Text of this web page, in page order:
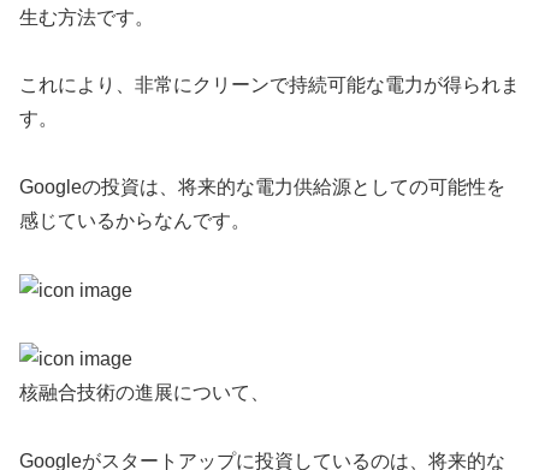
生む方法です。
これにより、非常にクリーンで持続可能な電力が得られま
す。
Googleの投資は、将来的な電力供給源としての可能性を
感じているからなんです。
核融合技術の進展について、
Googleがスタートアップに投資しているのは、将来的な